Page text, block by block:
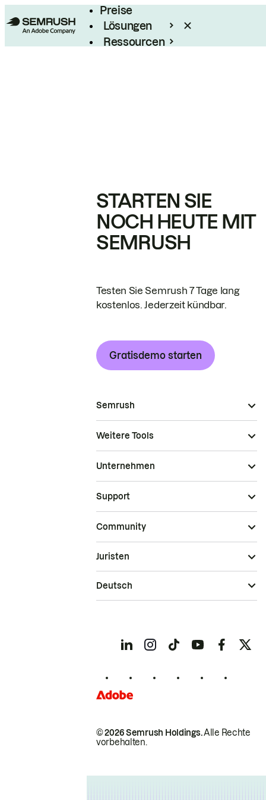
Preise
Lösungen
Ressourcen
STARTEN SIE
NOCH HEUTE MIT
SEMRUSH
Testen Sie Semrush 7 Tage lang
kostenlos. Jederzeit kündbar.
Gratisdemo starten
Semrush
Weitere Tools
Unternehmen
Support
Community
© 2026 Semrush Holdings.Alle Rechte
vorbehalten.
Juristen
Deutsch